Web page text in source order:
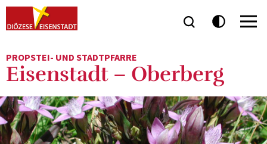
PROPSTEI- UND STADTPFARRE
Eisenstadt – Oberberg